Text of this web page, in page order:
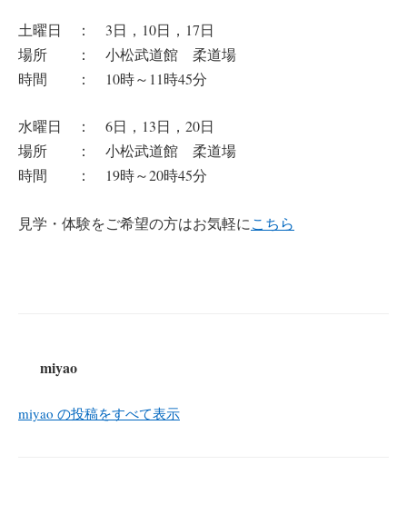
土曜日 ： 3日，10日，17日
場所 ： 小松武道館 柔道場
時間 ： 10時～11時45分
水曜日 ： 6日，13日，20日
場所 ： 小松武道館 柔道場
時間 ： 19時～20時45分
見学・体験をご希望の方はお気軽にこちら
miyao
miyao の投稿をすべて表示